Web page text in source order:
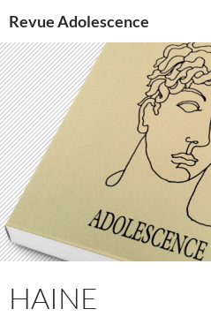
Revue Adolescence
AU
CONTENU
HAINE